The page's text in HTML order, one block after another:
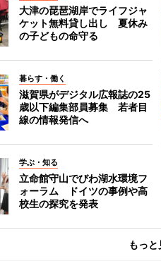
大津の琵琶湖岸でライフジャ
ケット無料貸し出し 夏休み
の子どもの命守る
暮らす・働く
滋賀県がデジタル広報誌の25
歳以下編集部員募集 若者目
線の情報発信へ
学ぶ・知る
立命館守山でびわ湖水環境フ
ォーラム ドイツの事例や高
校生の探究を発表
もっと